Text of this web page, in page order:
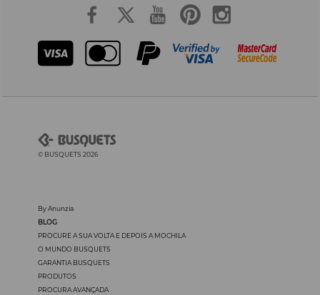
© BUSQUETS 2026
By Anunzia
BLOG
PROCURE A SUA VOLTA E DEPOIS A MOCHILA
O MUNDO BUSQUETS
GARANTIA BUSQUETS
PRODUTOS
PROCURA AVANÇADA